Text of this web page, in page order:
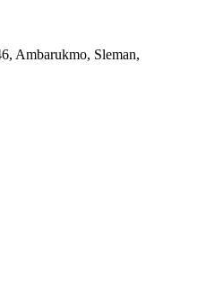
Ambarukmo, Sleman,